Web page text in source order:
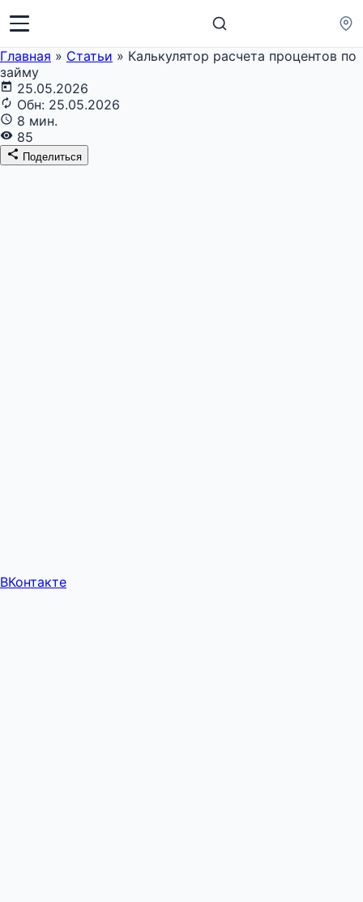
Главная » Статьи » Калькулятор расчета процентов по
займу
25.05.2026
Обн: 25.05.2026
8 мин.
85
Поделиться
ВКонтакте